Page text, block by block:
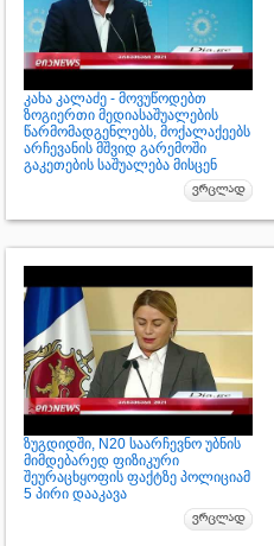
კახა კალაძე - მოვუწოდებთ
ზოგიერთი მედიასაშუალების
წარმომადგენლებს, მოქალაქეებს
არჩევანის მშვიდ გარემოში
გაკეთების საშუალება მისცენ
ზუგდიდში, N20 საარჩევნო უბნის
მიმდებარედ ფიზიკური
შეურაცხყოფის ფაქტზე პოლიციამ
5 პირი დააკავა